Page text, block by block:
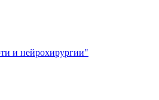
и нейрохирургии"